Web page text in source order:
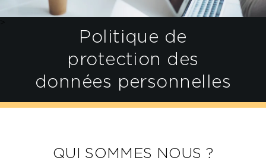
Politique de
protection des
données personnelles
QUI SOMMES NOUS ?